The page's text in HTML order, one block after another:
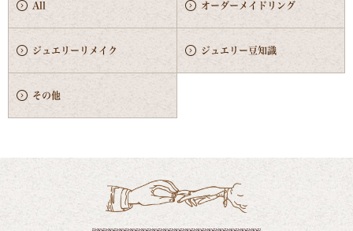
All オーダーメイドリング
ジュエリーリメイク ジュエリー豆知識
その他